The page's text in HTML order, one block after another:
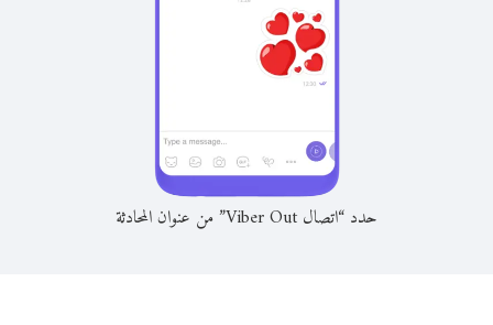
حدد “اتصال Viber Out” من عنوان المحادثة